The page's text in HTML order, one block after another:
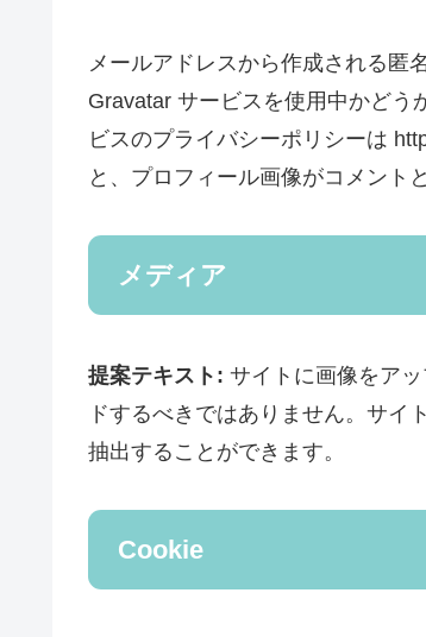
メールアドレスから作成される匿
Gravatar サービスを使用中かどう
ビスのプライバシーポリシーは
と、プロフィール画像がコメント
メディア
提案テキスト: サイトに画像をア
ドするべきではありません。サイ
抽出することができます。
Cookie